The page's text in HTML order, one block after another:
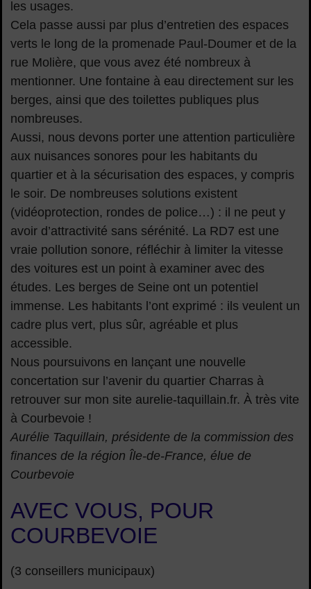
les usages.
Cela passe aussi par plus d’entretien des espaces
verts le long de la promenade Paul-Doumer et de la
rue Molière, que vous avez été nombreux à
mentionner. Une fontaine à eau directement sur les
berges, ainsi que des toilettes publiques plus
nombreuses.
Aussi, nous devons porter une attention particulière
aux nuisances sonores pour les habitants du
quartier et à la sécurisation des espaces, y compris
le soir. De nombreuses solutions existent
(vidéoprotection, rondes de police…) : il ne peut y
avoir d’attractivité sans sérénité. La RD7 est une
vraie pollution sonore, réfléchir à limiter la vitesse
des voitures est un point à examiner avec des
études. Les berges de Seine ont un potentiel
immense. Les habitants l’ont exprimé : ils veulent un
cadre plus vert, plus sûr, agréable et plus
accessible.
Nous poursuivons en lançant une nouvelle
concertation sur l’avenir du quartier Charras à
retrouver sur mon site aurelie-taquillain.fr. À très vite
à Courbevoie !
Aurélie Taquillain, présidente de la commission des
finances de la région Île-de-France, élue de
Courbevoie
AVEC VOUS, POUR
COURBEVOIE
(3 conseillers municipaux)